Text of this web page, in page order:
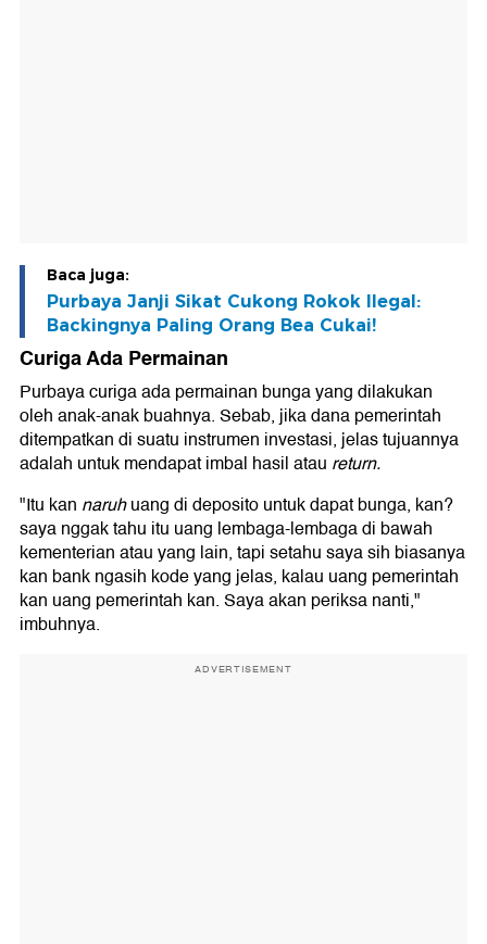
Baca juga:
Purbaya Janji Sikat Cukong Rokok Ilegal:
Backingnya Paling Orang Bea Cukai!
Curiga Ada Permainan
Purbaya curiga ada permainan bunga yang dilakukan
oleh anak-anak buahnya. Sebab, jika dana pemerintah
ditempatkan di suatu instrumen investasi, jelas tujuannya
adalah untuk mendapat imbal hasil atau return.
"Itu kan naruhuang di deposito untuk dapat bunga, kan?
saya nggak tahu itu uang lembaga-lembaga di bawah
kementerian atau yang lain, tapi setahu saya sih biasanya
kan bank ngasih kode yang jelas, kalau uang pemerintah
kan uang pemerintah kan. Saya akan periksa nanti,"
imbuhnya.
ADVERTISEMENT